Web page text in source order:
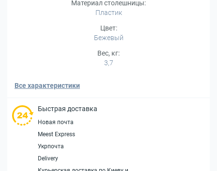
Материал столешницы:
Пластик
Цвет:
Бежевый
Вес, кг:
3,7
Все характеристики
Быстрая доставка
Новая почта
Meest Express
Укрпочта
Delivery